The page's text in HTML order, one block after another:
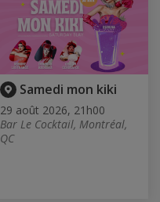
Samedi mon kiki
29 août 2026, 21h00
Bar Le Cocktail, Montréal,
QC